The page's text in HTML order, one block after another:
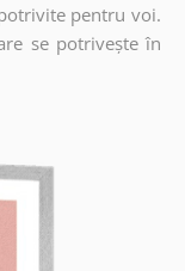
pentru voi.
se potrivește în